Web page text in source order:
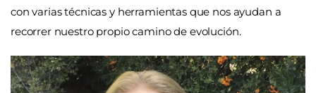
con varias técnicas y herramientas que nos ayudan a
recorrer nuestro propio camino de evolución.